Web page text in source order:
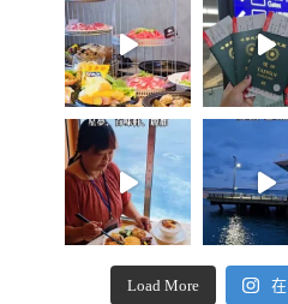
Load More